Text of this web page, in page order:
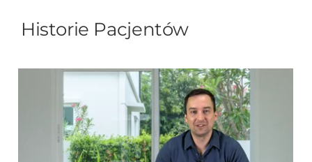
Historie Pacjentów